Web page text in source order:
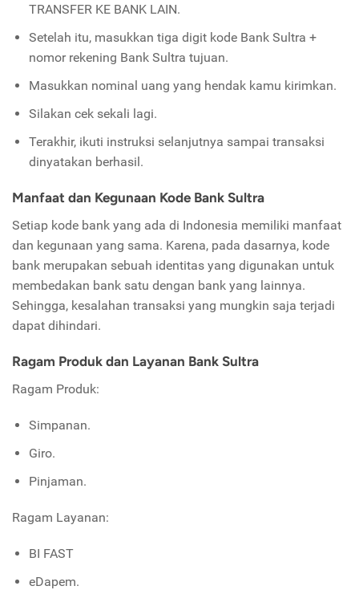
TRANSFER KE BANK LAIN.
Setelah itu, masukkan tiga digit kode Bank Sultra +
nomor rekening Bank Sultra tujuan.
Masukkan nominal uang yang hendak kamu kirimkan.
Silakan cek sekali lagi.
Terakhir, ikuti instruksi selanjutnya sampai transaksi
dinyatakan berhasil.
Manfaat dan Kegunaan Kode Bank Sultra
Setiap kode bank yang ada di Indonesia memiliki manfaat
dan kegunaan yang sama. Karena, pada dasarnya, kode
bank merupakan sebuah identitas yang digunakan untuk
membedakan bank satu dengan bank yang lainnya.
Sehingga, kesalahan transaksi yang mungkin saja terjadi
dapat dihindari.
Ragam Produk dan Layanan Bank Sultra
Ragam Produk:
Simpanan.
Giro.
Pinjaman.
Ragam Layanan:
BI FAST
eDapem.